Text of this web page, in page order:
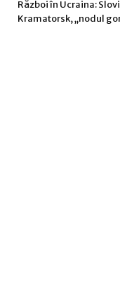
Război în Ucraina:
Kramatorsk, „nodul